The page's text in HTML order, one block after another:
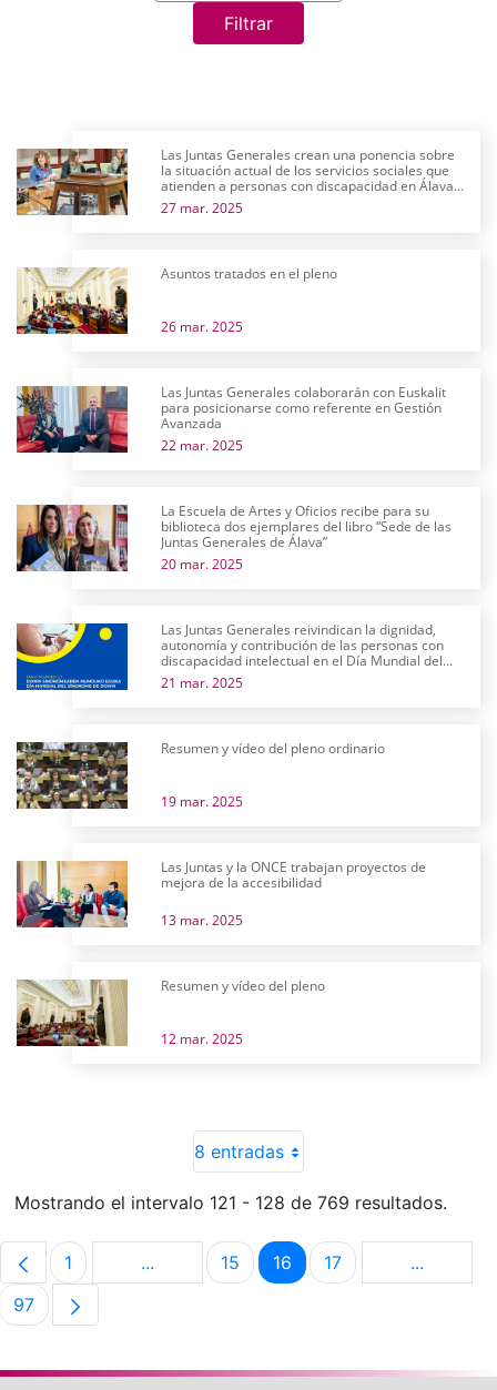
Filtrar
Las Juntas Generales crean una ponencia sobre
la situación actual de los servicios sociales que
atienden a personas con discapacidad en Álava y
su futuro próximo
27 mar. 2025
Asuntos tratados en el pleno
26 mar. 2025
Las Juntas Generales colaborarán con Euskalit
para posicionarse como referente en Gestión
Avanzada
22 mar. 2025
La Escuela de Artes y Oficios recibe para su
biblioteca dos ejemplares del libro “Sede de las
Juntas Generales de Álava”
20 mar. 2025
Las Juntas Generales reivindican la dignidad,
autonomía y contribución de las personas con
discapacidad intelectual en el Día Mundial del
Síndrome de Down
21 mar. 2025
Resumen y vídeo del pleno ordinario
19 mar. 2025
Las Juntas y la ONCE trabajan proyectos de
mejora de la accesibilidad
13 mar. 2025
Resumen y vídeo del pleno
12 mar. 2025
8 entradas
Mostrando el intervalo 121 - 128 de 769 resultados.
Página
1 ...Páginas intermedias Use TAB para
Página
15 Página
16 Página
17 ...Páginas
Página
97